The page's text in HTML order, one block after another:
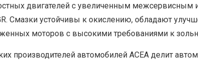
двигателей с увеличенным межсервисным
Смазки устойчивы к окислению, обладают
моторов с высокими требованиями к
производителей автомобилей АСЕА делит